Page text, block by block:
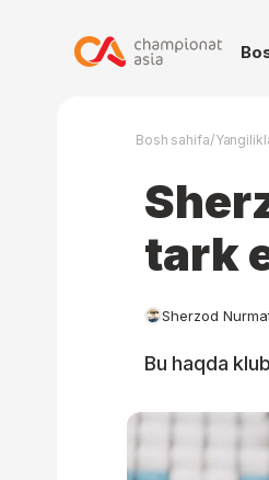
Bosh sahifa/
tark
Sherzod
Bu haqda